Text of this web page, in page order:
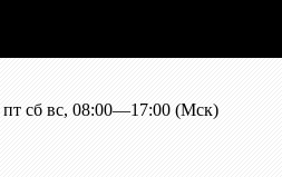
пт сб вс, 08:00—17:00 (Мск)